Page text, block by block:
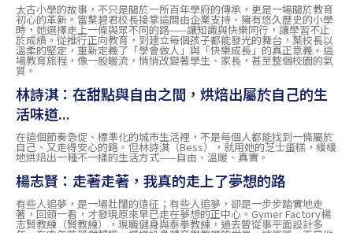
太古小學的故事，不只是關於一所百年學府的傳承，更是一場關於教育
初心的革新。當葉碧君校長接掌這間由企業支持、擁有悠久歷史的小學
時，她選擇走上一條與眾不同的路——讓知識與快樂同行，讓學習不止
於成績。從推行正向教育，到建立每個孩子都能發光的舞台，葉校長以
溫柔的堅定，重新定義了「學會做人」與「快樂成長」的真正意義。這
場教育旅程，像一股暖流，悄悄改變著學生、家長，甚至整個校園的氣
質。
林詩淇：在甜點與自由之間，烘焙出屬於自己的生
活味道...
在這個節奏急促、標準化的城市生活裡，不是每個人都能找到一條屬於
自己、又走得安心的路。但林詩淇（Bess），就用她的芝士蛋糕，緩緩
地烘焙出一種不一樣的生活方式——自由、溫暖、真實。
楊志賢：走著走著，我真的走上了夢想的路
有些人追夢，是一場壯闊的遠征；有些人追夢，卻是一步步踏實地走
著，回頭一看，才發現原來早已走在夢想的正中心。Gymer Factory楊
志賢教練（賢教練），現職健身與泰拳教練，過去曾從事平面設計多